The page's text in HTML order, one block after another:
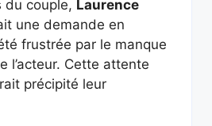
du couple, Laurence
une demande en
frustrée par le manque
l’acteur. Cette attente
précipité leur